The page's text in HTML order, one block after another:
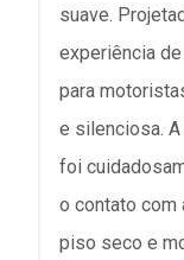
suave.
experiência
para
e silenciosa.
foi
o contato com
piso seco e